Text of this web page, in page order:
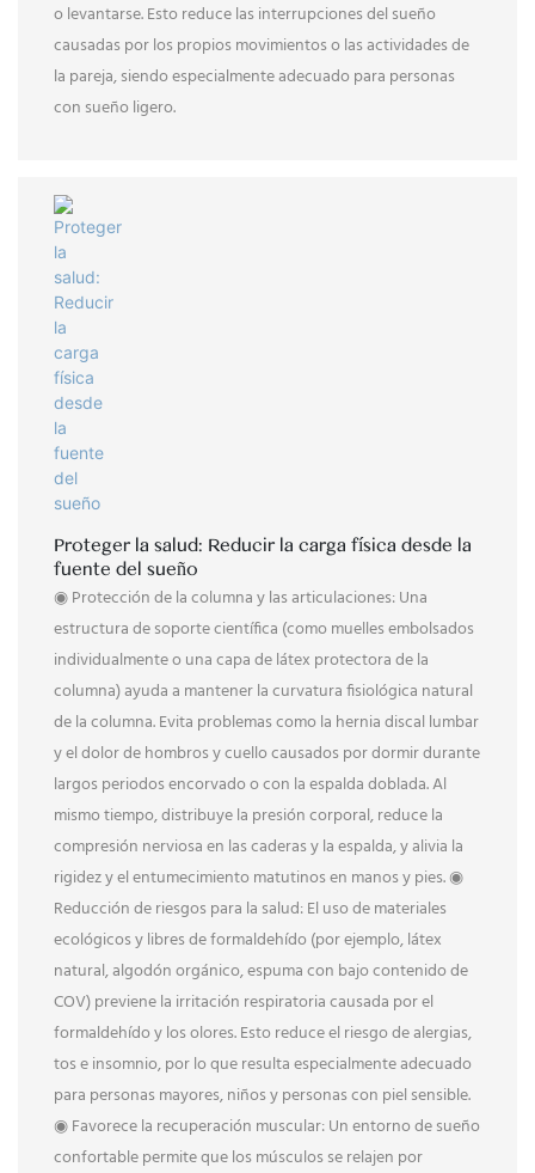
o levantarse. Esto reduce las interrupciones del sueño
causadas por los propios movimientos o las actividades de
la pareja, siendo especialmente adecuado para personas
con sueño ligero.
Proteger la salud: Reducir la carga física desde la
fuente del sueño
◉ Protección de la columna y las articulaciones: Una
estructura de soporte científica (como muelles embolsados ​​
individualmente o una capa de látex protectora de la
columna) ayuda a mantener la curvatura fisiológica natural
de la columna. Evita problemas como la hernia discal lumbar
y el dolor de hombros y cuello causados ​​por dormir durante
largos periodos encorvado o con la espalda doblada. Al
mismo tiempo, distribuye la presión corporal, reduce la
compresión nerviosa en las caderas y la espalda, y alivia la
rigidez y el entumecimiento matutinos en manos y pies. ◉
Reducción de riesgos para la salud: El uso de materiales
ecológicos y libres de formaldehído (por ejemplo, látex
natural, algodón orgánico, espuma con bajo contenido de
COV) previene la irritación respiratoria causada por el
formaldehído y los olores. Esto reduce el riesgo de alergias,
tos e insomnio, por lo que resulta especialmente adecuado
para personas mayores, niños y personas con piel sensible.
◉ Favorece la recuperación muscular: Un entorno de sueño
confortable permite que los músculos se relajen por